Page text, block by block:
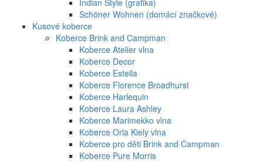
Indian Style (grafika)
Schöner Wohnen (domácí značkové)
Kusové koberce
Koberce Brink and Campman
Koberce Atelier vlna
Koberce Decor
Koberce Estella
Koberce Florence Broadhurst
Koberce Harlequin
Koberce Laura Ashley
Koberce Marimekko vlna
Koberce Orla Kiely vlna
Koberce pro děti Brink and Campman
Koberce Pure Morris